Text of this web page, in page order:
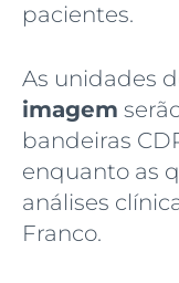
pacientes.
As unidades
imagem
bandeiras
enquanto as
análises
Franco.